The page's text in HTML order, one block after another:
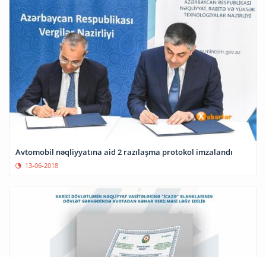
Avtomobil nəqliyyatına aid 2 razılaşma protokol imzalandı
13-06-2018